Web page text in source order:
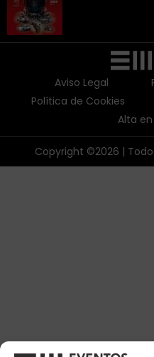
Aviso Legal
Política de Cookies
Alta
Copyright ©2026 |